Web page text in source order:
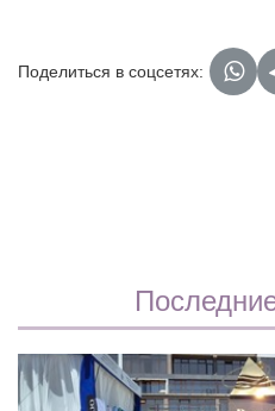
Поделиться в соцсетях: